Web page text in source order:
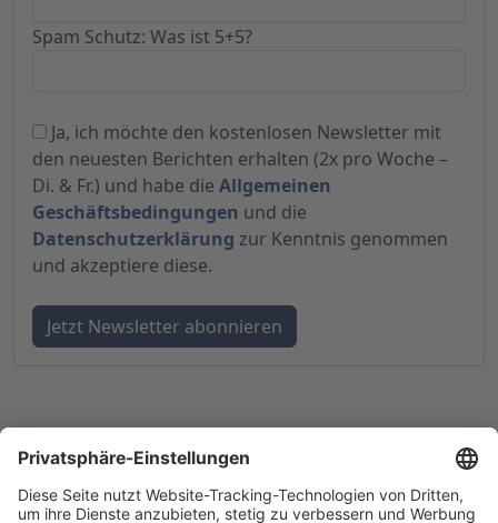
Spam Schutz: Was ist 5+5?
Ja, ich möchte den kostenlosen Newsletter mit
den neuesten Berichten erhalten (2x pro Woche –
Di. & Fr.) und habe die Allgemeinen
Geschäftsbedingungen und die
Datenschutzerklärung zur Kenntnis genommen
und akzeptiere diese.
© 1998-2026by GSC Research GmbH
Datenschutz